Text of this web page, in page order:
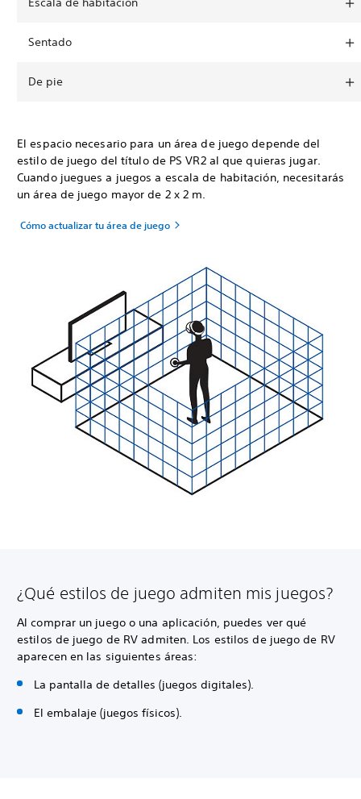
Sentado
De pie
El espacio necesario para un área de juego depende del
estilo de juego del título de PS VR2 al que quieras jugar.
Cuando juegues a juegos a escala de habitación, necesitarás
un área de juego mayor de 2 x 2 m.
Cómo actualizar tu área de juego
¿Qué estilos de juego admiten mis juegos?
Al comprar un juego o una aplicación, puedes ver qué
estilos de juego de RV admiten. Los estilos de juego de RV
aparecen en las siguientes áreas:
La pantalla de detalles (juegos digitales).
El embalaje (juegos físicos).